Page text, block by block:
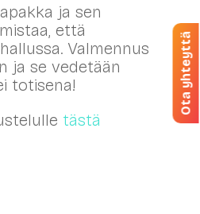
ja sen
että
Valmennus
ja se vedetään
totisena!
tästä
Ota yhteyttä